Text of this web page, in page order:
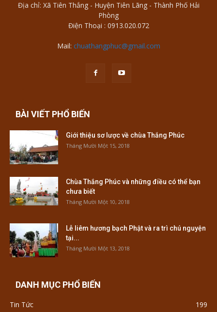
Địa chỉ: Xã Tiên Thắng - Huyện Tiên Lãng - Thành Phố Hải
Phòng
Điện Thoại : 0913.020.072
Mail: chuathangphuc@gmail.com
BÀI VIẾT PHỔ BIẾN
Giới thiệu sơ lược về chùa Thắng Phúc
Tháng Mười Một 15, 2018
Chùa Thắng Phúc và những điều có thể bạn
chưa biết
Tháng Mười Một 10, 2018
Lễ liêm hương bạch Phật và ra trì chú nguyện
tại...
Tháng Mười Một 13, 2018
DANH MỤC PHỔ BIẾN
Tin Tức 199